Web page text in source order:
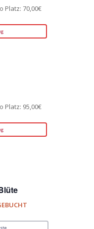
Platz: 70,00€
Platz: 95,00€